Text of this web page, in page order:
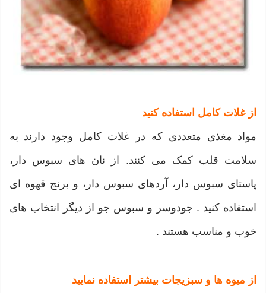
از غلات کامل استفاده کنید
مواد مغذی متعددی که در غلات کامل وجود دارند به
سلامت قلب کمک می کنند. از نان های سبوس دار،
پاستای سبوس دار، آردهای سبوس دار، و برنج قهوه ای
استفاده کنید . جودوسر و سبوس جو از دیگر انتخاب های
خوب و مناسب هستند .
از میوه ها و سبزیجات بیشتر استفاده نمایید